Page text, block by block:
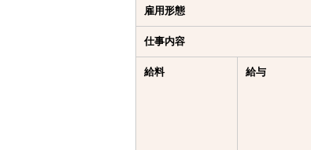
雇用形態
仕事内容
給料 給与